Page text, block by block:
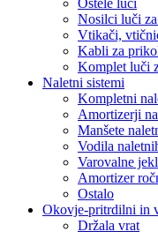
Nosilci luči
Vtikači,
Kabli za
Komplet luči
Naletni sistemi
Kompletni
Amortizerji
Manšete
Vodila
Varovalne
Amortizer
Ostalo
Okovje-pritrdilni in
Držala vrat